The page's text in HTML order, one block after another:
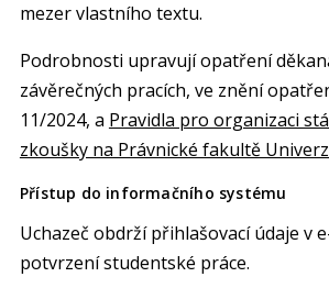
mezer vlastního textu.
Podrobnosti upravují opatření
závěrečných pracích, ve znění
11/2024, a Pravidla pro organizaci
zkoušky na Právnické fakultě
Přístup do informačního systému
Uchazeč obdrží přihlašovací údaje v
potvrzení studentské práce.